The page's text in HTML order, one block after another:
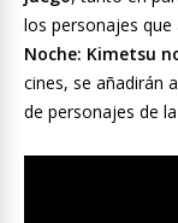
los personajes que
Noche: Kimetsu
cines, se añadirán
de personajes de